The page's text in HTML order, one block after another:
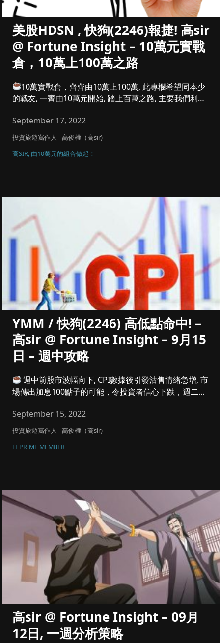
美股HDSN , 快狗(2246)報捷! 高sir
@ Fortune Insight – 10萬元實戰
倉，10萬上100萬之路
10萬實戰倉，齊齊由10萬上100萬, 此專欄希望同本少
的戰友, 一齊由10萬元開始, 踏上百萬之路, 主要我們利潤
September 17, 2022
投資旅遊寫作人 - 高俊權（高sir)
高SIR, 由10萬元的組合做起！
YMM / 快狗(2246) 高低點命中! –
高sir @ Fortune Insight – 9月15
日 – 週中攻略
週中前股市波幅向下, CPI數據後引發沽售情緒急增, 市
場傳出加息100點子的可能，令投資者信心下跌，週二美
September 15, 2022
投資旅遊寫作人 - 高俊權（高sir)
FI PRIME MEMBER
高sir @ Fortune Insight – 09月
12日, 一週分析策略